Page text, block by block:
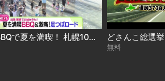
絶品BBQで夏を満喫！ 札幌10区キャラバン in 白石区 2026-08-06
無料